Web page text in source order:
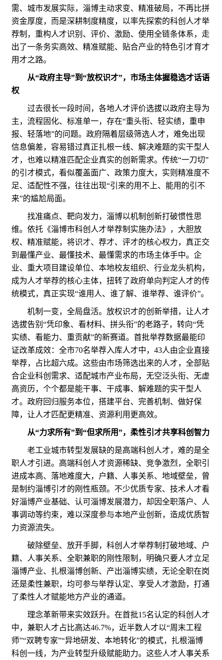
需、城市发展实际，淄博主动求变、精准破局，不再比拼
资金厚度，而是深耕制度精度，以率先探索的科创人才举
荐制，重构人才识别、评价、激励、使用全链条体系，走
出了一条务实高效、精准赋能、贴合产业的特色引才育才
用才之路。
从“政府主导”到“放权识才”，市场主体握稳选才话语
权
过去很长一段时间，各地人才评价选拔以政府主导为
主，流程固化、标准单一，存在“重头衔、轻实绩，重申
报、轻落地”的问题。政府隔着层级筛选人才，难免出现
信息偏差，容易错过真正扎根一线、解决难题的实干型人
才，也难以精准匹配企业真实的创新需求。传统“一刀切”
的引才模式，看似覆盖面广、政策力度大，实则精准度不
足、适配性不强，往往出现“引来的用不上、能用的引不
来”的尴尬局面。
找准痛点、靶向发力，淄博以机制创新打破惯性思
维。依托《淄博市科创人才举荐制实施办法》，大胆放
权、精准赋能，将识才、荐才、评才的核心权力，真正交
到最懂产业、最懂技术、最懂需求的市场主体手中。企
业、重大项目建设单位、本地校友组织、行业龙头机构，
成为人才举荐的核心主体，扭转了政府单向判定人才的传
统模式，真正实现“谁用人、谁了解、谁举荐、谁评价”。
机制一变，全局盘活。放权识才的创新举措，让人才
选拔告别“凭印象、看材料、拼头衔”的老路子，转向“凭
实绩、看能力、重贡献”的新赛道。首批举荐数据最能印
证改革成效：全市70名举荐入库人才中，43人由企业直接
举荐，占比超六成。这些由市场筛选出来的人才，全部贴
合企业科创需求、适配城市产业布局，无空泛头衔、无虚
高资历，个个都是能干事、干成事、解难题的实干型人
才。政府回归服务本位，搭建平台、完善机制、做好保
障，让人才匹配更精准、资源利用更高效。
从“力求所有”到“但求所用”，柔性引才共享科创智力
老工业城市转型发展缺的是高端科创人才，难的是全
职人才引进。高端科创人才资源稀缺、竞争激烈，全职引
进成本高、落地难度大，户籍、人事关系、地域壁垒，曾
是制约淄博引才的刚性瓶颈。不少优质专家、技术人才看
好淄博产业基础、认可淄博发展潜力，却因全职落户、人
事调动等约束，难以深度参与本地产业创新，造成优质智
力资源流失。
破除壁垒、放开手脚，科创人才举荐制打破地域、户
籍、人事关系、全职兼职的刚性限制，明确只要人才立足
淄博产业、扎根淄博创新、产出淄博实绩，无论全职在岗
还是柔性兼职，均可参与举荐认定、享受人才激励，打通
了柔性人才赋能地方产业的通道。
理念革新带来实效跃升。在首批15名认定的科创人才
中，兼职人才占比高达46.7%，近半数人才以“周末工程
师”“双聘专家”“异地研发、本地转化”的模式，扎根淄博
科创一线，为产业转型升级赋能助力。这些人才人事关系